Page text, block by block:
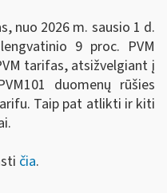
nuo 2026 m. sausio 1 d.
9 proc. PVM
tarifas, atsižvelgiant į
duomenų rūšies
Taip pat atlikti ir kiti
čia.